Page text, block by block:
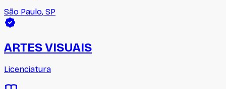
São Paulo, SP
ARTES VISUAIS
Licenciatura